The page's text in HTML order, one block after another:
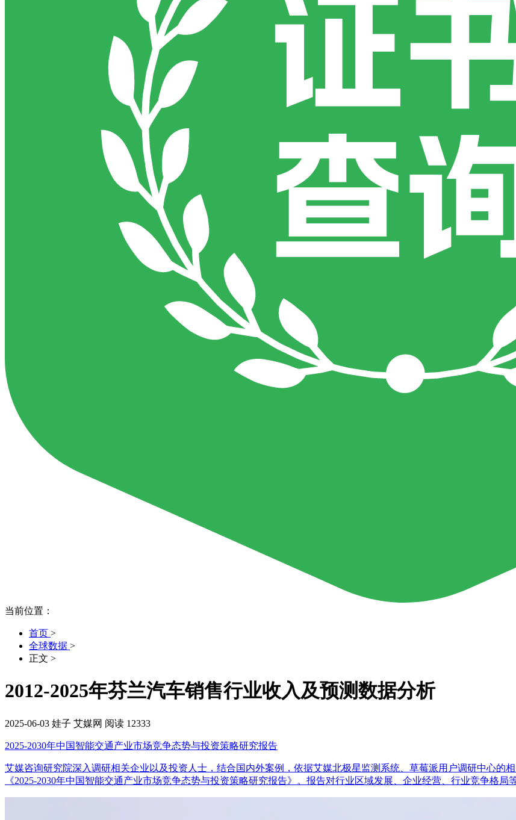
当前位置：
首页 >
全球数据 >
正文 >
2012-2025年芬兰汽车销售行业收入及预测数据分析
2025-06-03 娃子 艾媒网 阅读 12333
2025-2030年中国智能交通产业市场竞争态势与投资策略研究报告
艾媒咨询研究院深入调研相关企业以及投资人士，结合国内外案例，依据艾媒北极星监测系统、草莓派用户调研中心的
《2025-2030年中国智能交通产业市场竞争态势与投资策略研究报告》。报告对行业区域发展、企业经营、行业竞争格局